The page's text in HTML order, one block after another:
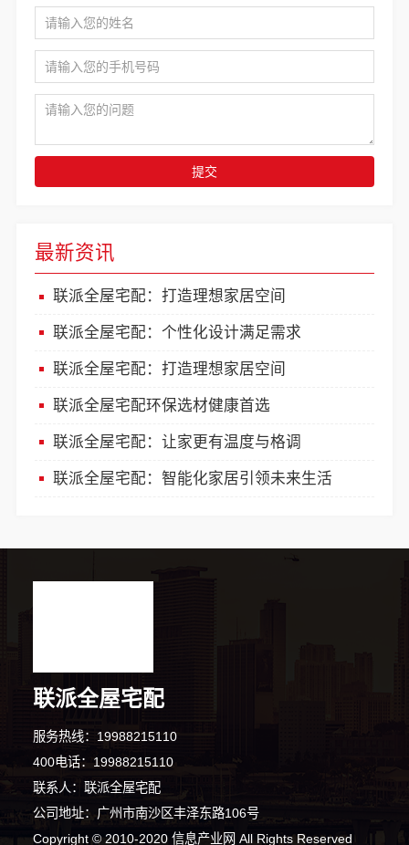
最新资讯
联派全屋宅配：打造理想家居空间
联派全屋宅配：个性化设计满足需求
联派全屋宅配：打造理想家居空间
联派全屋宅配环保选材健康首选
联派全屋宅配：让家更有温度与格调
联派全屋宅配：智能化家居引领未来生活
提交
联派全屋宅配
服务热线：19988215110
400电话：19988215110
联系人：联派全屋宅配
公司地址：广州市南沙区丰泽东路106号
Copyright © 2010-2020 信息产业网 All Rights Reserved
8分钟前 朱女士 正在咨询
8分钟前 陈小姐 正在咨询
1分钟前 王先生 正在咨询
2分钟前 崔女士 正在咨询